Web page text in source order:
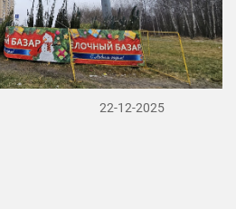
22-12-2025